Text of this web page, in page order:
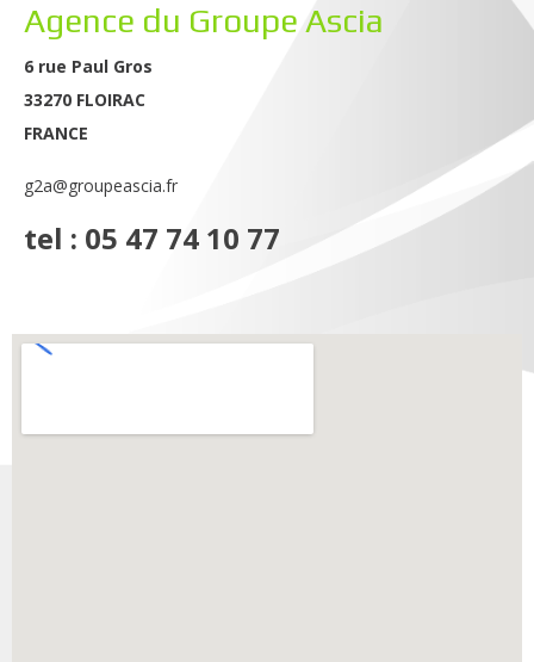
Agence du Groupe Ascia
6 rue Paul Gros
33270 FLOIRAC
FRANCE
g2a@groupeascia.fr
tel : 05 47 74 10 77